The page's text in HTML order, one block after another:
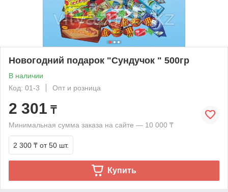
Новогодний подарок "Сундучок " 500гр
В наличии
Код: 01-3
Опт и розница
2 301 ₸
Минимальная сумма заказа на сайте — 10 000 ₸
2 300 ₸ от 50 шт.
Купить